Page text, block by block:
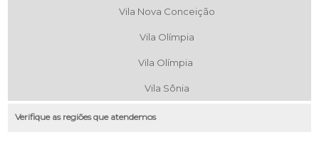
Vila Nova Conceição
Vila Olímpia
Vila Olímpia
Vila Sônia
Verifique as regiões que atendemos